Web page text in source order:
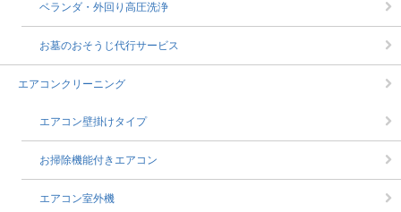
ベランダ・外回り高圧洗浄
お墓のおそうじ代行サービス
エアコンクリーニング
エアコン壁掛けタイプ
お掃除機能付きエアコン
エアコン室外機